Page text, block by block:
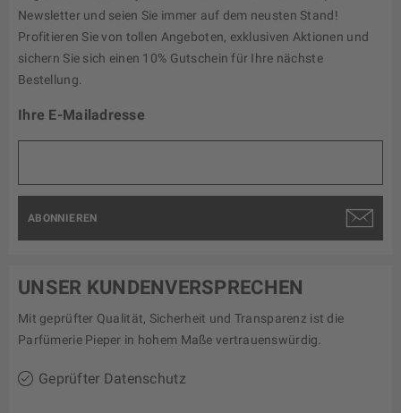
Newsletter und seien Sie immer auf dem neusten Stand!
Profitieren Sie von tollen Angeboten, exklusiven Aktionen und
sichern Sie sich einen 10% Gutschein für Ihre nächste
Bestellung.
Ihre E-Mailadresse
ABONNIEREN
UNSER KUNDENVERSPRECHEN
Mit geprüfter Qualität, Sicherheit und Transparenz ist die
Parfümerie Pieper in hohem Maße vertrauenswürdig.
Geprüfter Datenschutz